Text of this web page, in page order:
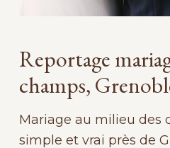
Reportage
champs,
Mariage au milieu des
simple et vrai près de